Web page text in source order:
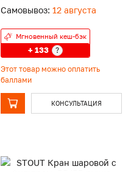
Самовывоз: 12 августа
Мгновенный кеш-бэк
+ 133 ?
Этот товар можно оплатить
баллами
КОНСУЛЬТАЦИЯ